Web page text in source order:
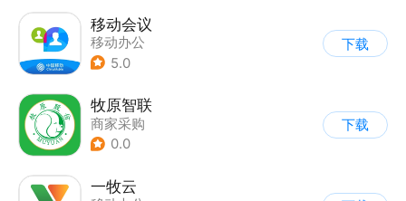
移动会议
移动办公
5.0
下载
牧原智联
商家采购
0.0
下载
一牧云